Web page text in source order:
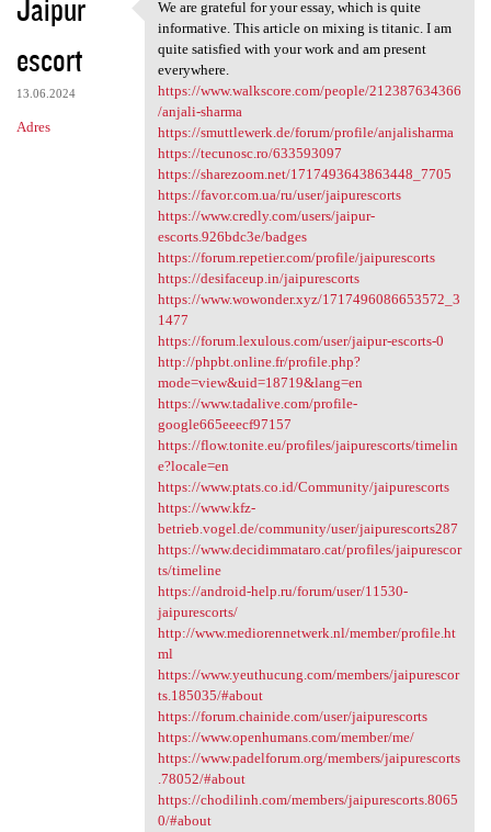
o
m
e
n
Jaipur
escort
13.06.2024
Adres
We are grateful for your
We are grateful for your essay, which is quite
informative. This article on mixing is titanic. I am
quite satisfied with your work and am present
everywhere.
https://www.walkscore.com/people/212387634366
/anjali-sharma
https://smuttlewerk.de/forum/profile/anjalisharma
https://tecunosc.ro/633593097
https://sharezoom.net/1717493643863448_7705
https://favor.com.ua/ru/user/jaipurescorts
https://www.credly.com/users/jaipur-
escorts.926bdc3e/badges
https://forum.repetier.com/profile/jaipurescorts
https://desifaceup.in/jaipurescorts
https://www.wowonder.xyz/1717496086653572_3
1477
https://forum.lexulous.com/user/jaipur-escorts-0
http://phpbt.online.fr/profile.php?
mode=view&uid=18719&lang=en
https://www.tadalive.com/profile-
google665eeecf97157
https://flow.tonite.eu/profiles/jaipurescorts/timelin
e?locale=en
https://www.ptats.co.id/Community/jaipurescorts
https://www.kfz-
betrieb.vogel.de/community/user/jaipurescorts287
https://www.decidimmataro.cat/profiles/jaipurescor
ts/timeline
https://android-help.ru/forum/user/11530-
jaipurescorts/
http://www.mediorennetwerk.nl/member/profile.ht
ml
https://www.yeuthucung.com/members/jaipurescor
ts.185035/#about
https://forum.chainide.com/user/jaipurescorts
https://www.openhumans.com/member/me/
https://www.padelforum.org/members/jaipurescorts
.78052/#about
https://chodilinh.com/members/jaipurescorts.8065
0/#about